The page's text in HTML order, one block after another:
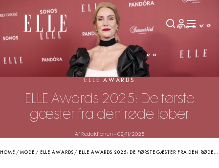
ELLE AWARDS
ELLE Awards 2025: De første
gæster fra den røde løber
Af Redaktionen - 08/11/2025
HOME /MODE / ELLE AWARDS / ELLE AWARDS 2025: DE FØRSTE GÆSTER FRA DEN RØDE LØBER